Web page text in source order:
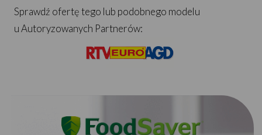
Sprawdź ofertę tego lub podobnego modelu
u Autoryzowanych Partnerów: